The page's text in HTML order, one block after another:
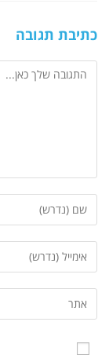
כתיבת תגובה